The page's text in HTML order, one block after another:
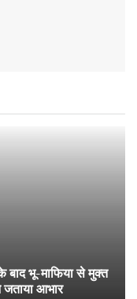
बाद भू-माफिया से मुक्त
जताया आभार